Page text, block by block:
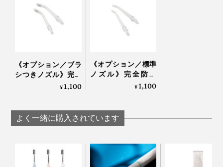
付属のUSB-A充電ケーブルを、手持ちの電源タップにつ
ないでフル充電（2時間）すれば、1日2回（120秒）洗
浄しても、約2週間は続けて使える計算です。
お気に入りの「ブラシつきノズル」。「標準ノズル」より、さらに水流が強くな
口の中もシャキッとひきしまって、気持ちいいので、歯
ブラシ後の『APIYOO』がすっかり習慣になりました。
それでも、使い始めから数日は、「水の飛び散り」に四
苦八苦しました（笑）わたしが不器用なこともあって、
・洗浄中に、うっかり口からノズルを出してしまう
これをやらかして、洗面台のまわりを何度かビショ濡れ
《オプション／ブラ
シつきノズル》完全
防水IPX7・コードレ
える「口腔洗浄器」
｜APIYOO
¥1,100
《オプション／標準
ノズル》完全防水
IPX7・コードレスだ
る「口腔洗浄器」｜
APIYOO
¥1,100
よく一緒に購入されています